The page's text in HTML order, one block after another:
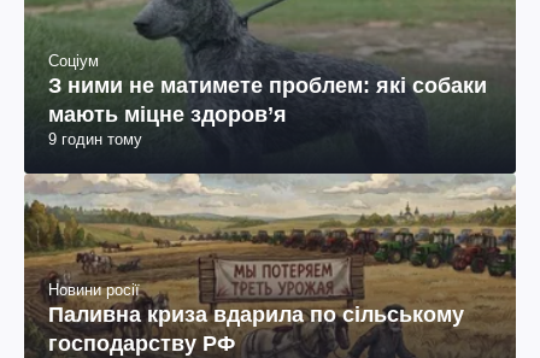
Соціум
З ними не матимете проблем: які собаки
мають міцне здоров’я
9 годин тому
Новини росії
Паливна криза вдарила по сільському
господарству РФ